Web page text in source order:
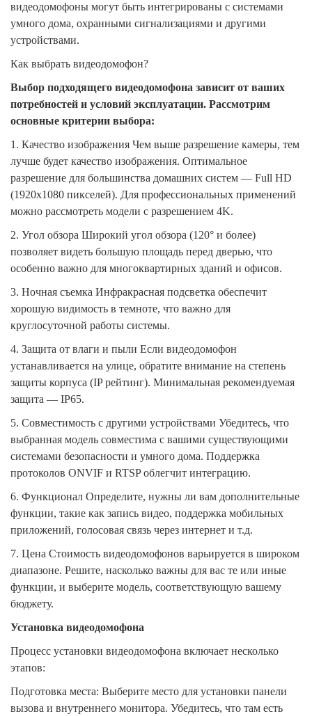
видеодомофоны могут быть интегрированы с системами
умного дома, охранными сигнализациями и другими
устройствами.
Как выбрать видеодомофон?
Выбор подходящего видеодомофона зависит от ваших
потребностей и условий эксплуатации. Рассмотрим
основные критерии выбора:
1. Качество изображения Чем выше разрешение камеры, тем
лучше будет качество изображения. Оптимальное
разрешение для большинства домашних систем — Full HD
(1920x1080 пикселей). Для профессиональных применений
можно рассмотреть модели с разрешением 4K.
2. Угол обзора Широкий угол обзора (120° и более)
позволяет видеть большую площадь перед дверью, что
особенно важно для многоквартирных зданий и офисов.
3. Ночная съемка Инфракрасная подсветка обеспечит
хорошую видимость в темноте, что важно для
круглосуточной работы системы.
4. Защита от влаги и пыли Если видеодомофон
устанавливается на улице, обратите внимание на степень
защиты корпуса (IP рейтинг). Минимальная рекомендуемая
защита — IP65.
5. Совместимость с другими устройствами Убедитесь, что
выбранная модель совместима с вашими существующими
системами безопасности и умного дома. Поддержка
протоколов ONVIF и RTSP облегчит интеграцию.
6. Функционал Определите, нужны ли вам дополнительные
функции, такие как запись видео, поддержка мобильных
приложений, голосовая связь через интернет и т.д.
7. Цена Стоимость видеодомофонов варьируется в широком
диапазоне. Решите, насколько важны для вас те или иные
функции, и выберите модель, соответствующую вашему
бюджету.
Установка видеодомофона
Процесс установки видеодомофона включает несколько
этапов:
Подготовка места: Выберите место для установки панели
вызова и внутреннего монитора. Убедитесь, что там есть